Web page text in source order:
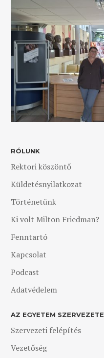
RÓLUNK
Rektori köszöntő
Küldetésnyilatkozat
Történetünk
Ki volt Milton Friedman?
Fenntartó
Kapcsolat
Podcast
Adatvédelem
AZ EGYETEM SZERVEZETE
Szervezeti felépítés
Vezetőség